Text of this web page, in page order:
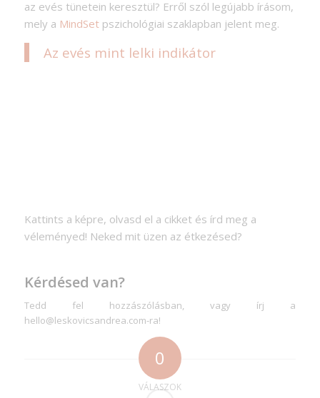
az evés tünetein keresztül? Erről szól legújabb írásom,
mely a MindSetpszichológiai szaklapban jelent meg.
Az evés mint lelki indikátor
Kattints a képre, olvasd el a cikket és írd meg a
véleményed! Neked mit üzen az étkezésed?
Kérdésed van?
Tedd fel hozzászólásban, vagy írj a
hello@leskovicsandrea.com-ra!
0
VÁLASZOK